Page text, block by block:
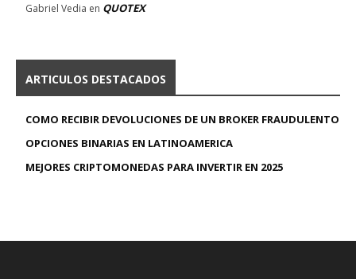
Gabriel Vedia en QUOTEX
ARTICULOS DESTACADOS
COMO RECIBIR DEVOLUCIONES DE UN BROKER FRAUDULENTO
OPCIONES BINARIAS EN LATINOAMERICA
MEJORES CRIPTOMONEDAS PARA INVERTIR EN 2025